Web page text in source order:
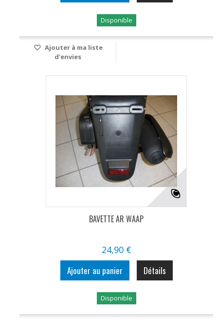
Disponible
Ajouter à ma liste
d'envies
BAVETTE AR WAAP
24,90 €
Ajouter au panier Détails
Disponible